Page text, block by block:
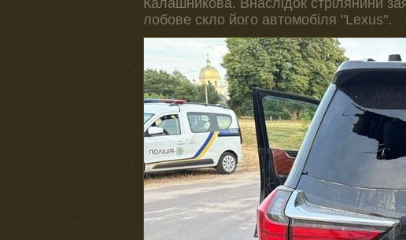
Калашникова. Внаслідок стрілянини
лобове скло його автомобіля "Lexus".